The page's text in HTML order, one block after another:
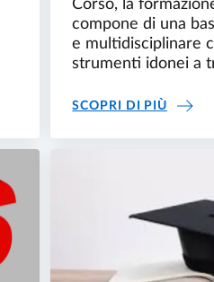
Corso, la
compone di una
e multidisciplinare
strumenti idonei a
SCOPRI DI PIÙ